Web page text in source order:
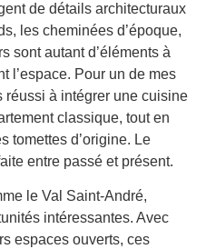
de détails architecturaux
les cheminées d’époque,
sont autant d’éléments à
l’espace. Pour un de mes
réussi à intégrer une cuisine
classique, tout en
tomettes d’origine. Le
entre passé et présent.
le Val Saint-André,
intéressantes. Avec
espaces ouverts, ces